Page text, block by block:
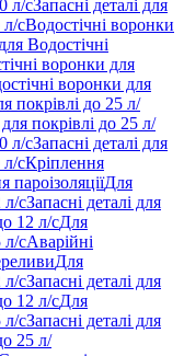
л/сЗапасні деталі для
л/сВодостічні воронки
Водостічні
воронки для
воронки для
покрівлі до 25 л/
покрівлі до 25 л/
л/сЗапасні деталі для
л/сКріплення
пароізоляціїДля
л/сЗапасні деталі для
12 л/сДля
л/сАварійні
Для
л/сЗапасні деталі для
12 л/сДля
л/сЗапасні деталі для
25 л/